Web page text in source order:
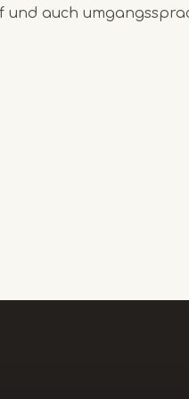
und auch